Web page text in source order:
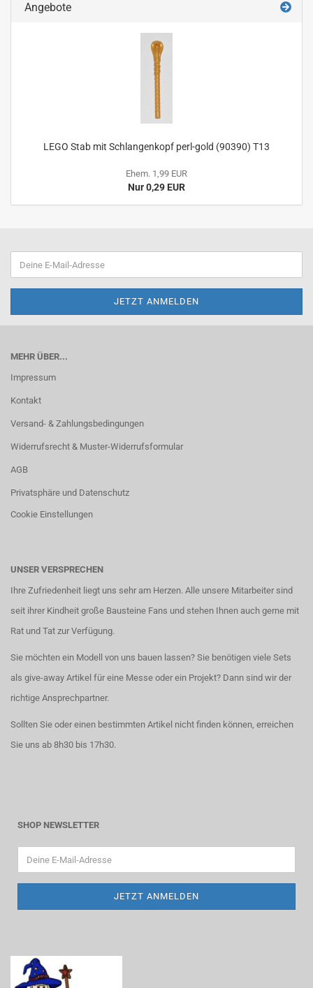
Angebote
LEGO Stab mit Schlangenkopf perl-gold (90390) T13
Ehem. 1,99 EUR
Nur 0,29 EUR
MEHR ÜBER...
Impressum
Kontakt
Versand- & Zahlungsbedingungen
Widerrufsrecht & Muster-Widerrufsformular
AGB
Privatsphäre und Datenschutz
Cookie Einstellungen
UNSER VERSPRECHEN
Ihre Zufriedenheit liegt uns sehr am Herzen. Alle unsere Mitarbeiter sind
seit ihrer Kindheit große Bausteine Fans und stehen Ihnen auch gerne mit
Rat und Tat zur Verfügung.
Sie möchten ein Modell von uns bauen lassen? Sie benötigen viele Sets
als give-away Artikel für eine Messe oder ein Projekt? Dann sind wir der
richtige Ansprechpartner.
Sollten Sie oder einen bestimmten Artikel nicht finden können, erreichen
Sie uns ab 8h30 bis 17h30.
SHOP NEWSLETTER